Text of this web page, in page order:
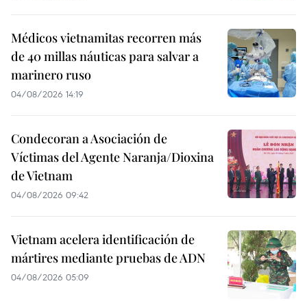
Médicos vietnamitas recorren más
de 40 millas náuticas para salvar a
marinero ruso
04/08/2026 14:19
Condecoran a Asociación de
Víctimas del Agente Naranja/Dioxina
de Vietnam
04/08/2026 09:42
Vietnam acelera identificación de
mártires mediante pruebas de ADN
04/08/2026 05:09